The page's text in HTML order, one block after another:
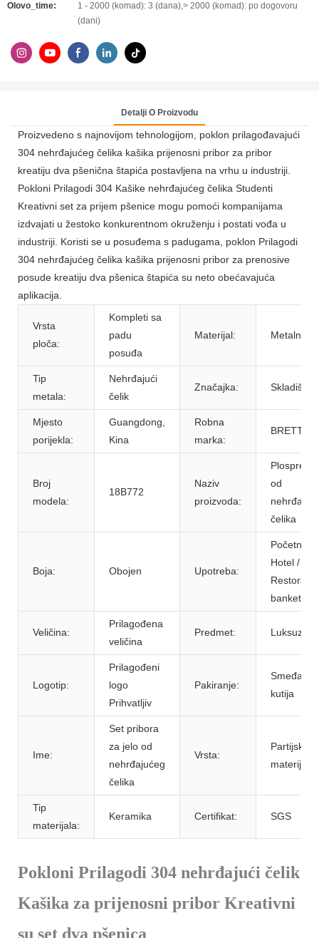
Olovo_time:
1 - 2000 (komad): 3 (dana),> 2000 (komad): po dogovoru
(dani)
Detalji O Proizvodu
Proizvedeno s najnovijom tehnologijom, poklon prilagođavajući
304 nehrđajućeg čelika kašika prijenosni pribor za pribor
kreatiju dva pšenična štapića postavljena na vrhu u industriji.
Pokloni Prilagodi 304 Kašike nehrđajućeg čelika Studenti
Kreativni set za prijem pšenice mogu pomoći kompanijama
izdvajati u žestoko konkurentnom okruženju i postati vođa u
industriji. Koristi se u posuđema s padugama, poklon Prilagodi
304 nehrđajućeg čelika kašika prijenosni pribor za prenosive
posude kreatiju dva pšenica štapića su neto obećavajuća
aplikacija.
Vrsta
ploča:
Kompleti sa
padu
posuđa
Materijal: Metalni
Tip
metala:
Nehrđajući
čelik
Značajka: Skladište
Mjesto
porijekla:
Guangdong,
Kina
Robna
marka:
BRETT
Broj
modela:
18B772
Naziv
proizvoda:
od
čelika
Boja: Obojen Upotreba:
Početna /
Hotel /
Restoran /
banket
Veličina:
Prilagođena
veličina
Predmet: Luksuz
Logotip:
Prilagođeni
logo
Prihvatljiv
Pakiranje:
Smeđa
kutija
Ime:
Set pribora
za jelo od
nehrđajućeg
čelika
Vrsta:
Partijski
materijal
Tip
materijala:
Keramika Certifikat: SGS
Pokloni Prilagodi 304 nehrđajući čelik
Kašika za prijenosni pribor Kreativni
su set dva pšenica